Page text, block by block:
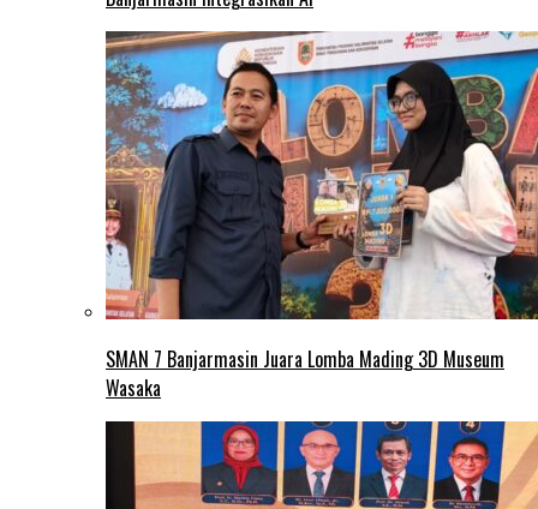
SMAN 7 Banjarmasin Juara Lomba Mading 3D Museum
Wasaka